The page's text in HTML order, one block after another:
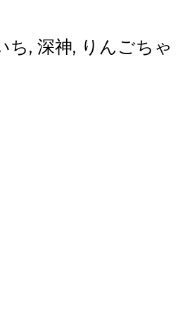
ち, 深神, りんごちゃ